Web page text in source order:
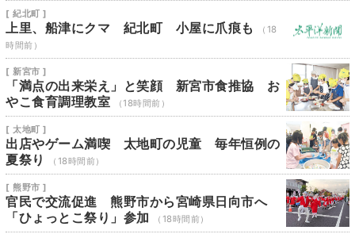
[ 紀北町 ]
上里、船津にクマ 紀北町 小屋に爪痕も
（18
時間前）
[ 新宮市 ]
「満点の出来栄え」と笑顔 新宮市食推協 お
やこ食育調理教室
（18時間前）
[ 太地町 ]
出店やゲーム満喫 太地町の児童 毎年恒例の
夏祭り
（18時間前）
[ 熊野市 ]
官民で交流促進 熊野市から宮崎県日向市へ
「ひょっとこ祭り」参加
（18時間前）